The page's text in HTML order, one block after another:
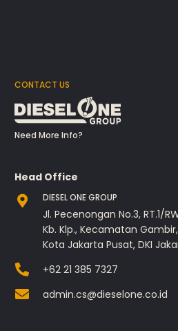
CONTACT US
Need More Info?
Head Office
DIESEL ONE GROUP
Jl. Pecenongan No.3, RT.1/
Kb. Klp., Kecamatan Gambir,
Kota Jakarta Pusat, DKI
+62 21 385 7327
admin.cs@dieselone.co.id